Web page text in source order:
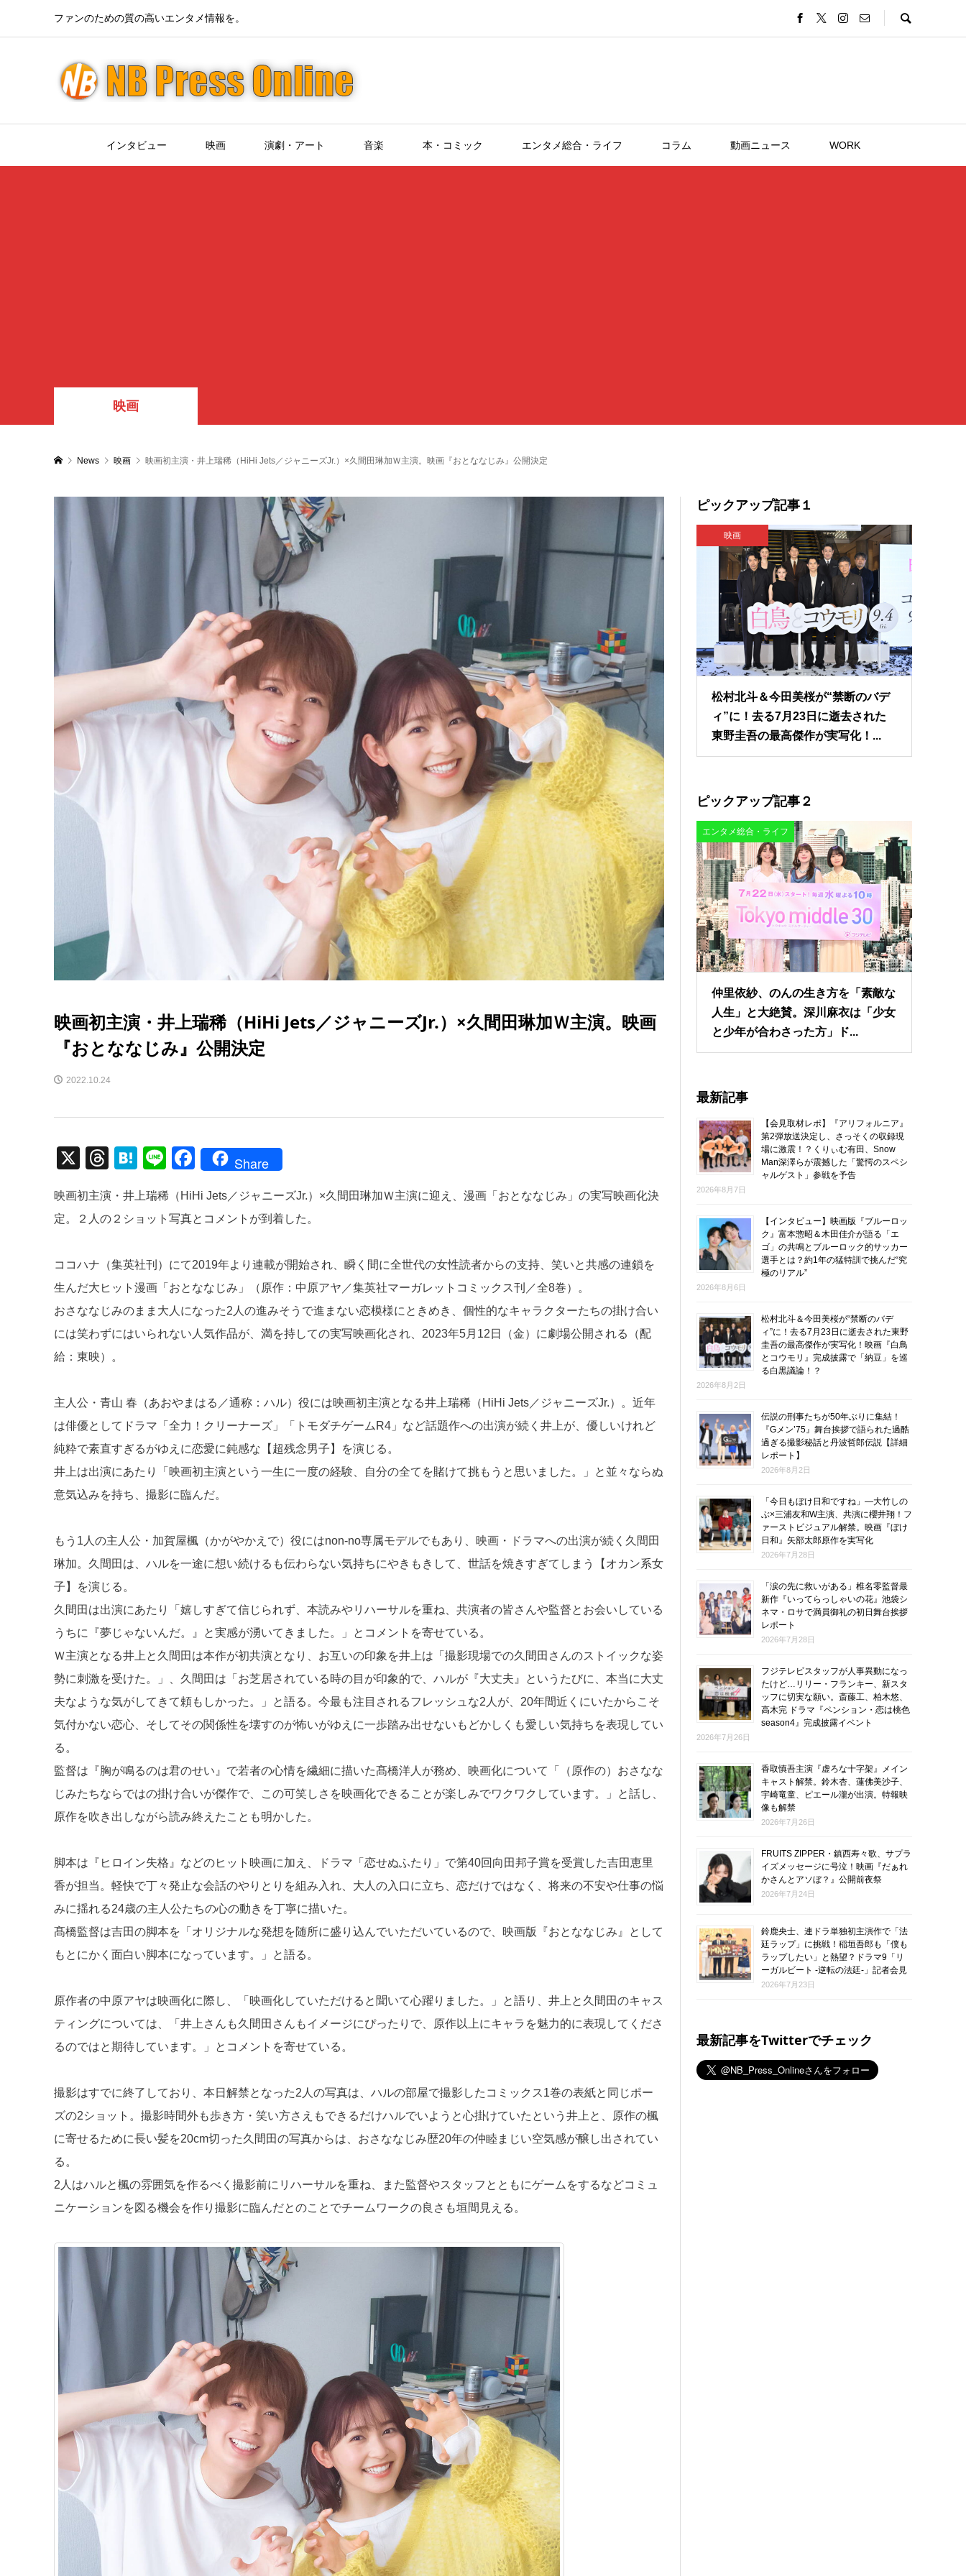
ファンのための質の高いエンタメ情報を。
インタビュー 映画 演劇・アート 音楽 本・コミック エンタメ総合・ライフ コラム 動画ニュース WORK
映画
News 映画 映画初主演・井上瑞稀（HiHi Jets／ジャニーズJr.）×久間田琳加Ｗ主演。映画『おとななじみ』公開決定
映画初主演・井上瑞稀（HiHi Jets／ジャニーズJr.）×久間田琳加Ｗ主演。映画
『おとななじみ』公開決定
2022.10.24
X
T
e
a
s
H
e
n
Li
e
F
c
e
o
o
k
Share
映画初主演・井上瑞稀（HiHi Jets／ジャニーズJr.）×久間田琳加Ｗ主演に迎え、漫画「おとななじみ」の実写映画化決
定。２人の２ショット写真とコメントが到着した。
ココハナ（集英社刊）にて2019年より連載が開始され、瞬く間に全世代の女性読者からの支持、笑いと共感の連鎖を
生んだ大ヒット漫画「おとななじみ」（原作：中原アヤ／集英社マーガレットコミックス刊／全8巻）。
おさななじみのまま大人になった2人の進みそうで進まない恋模様にときめき、個性的なキャラクターたちの掛け合い
には笑わずにはいられない人気作品が、満を持しての実写映画化され、2023年5月12日（金）に劇場公開される（配
給：東映）。
主人公・青山 春（あおやまはる／通称：ハル）役には映画初主演となる井上瑞稀（HiHi Jets／ジャニーズJr.）。近年
は俳優としてドラマ「全力！クリーナーズ」「トモダチゲームR4」など話題作への出演が続く井上が、優しいけれど
純粋で素直すぎるがゆえに恋愛に鈍感な【超残念男子】を演じる。
井上は出演にあたり「映画初主演という一生に一度の経験、自分の全てを賭けて挑もうと思いました。」と並々ならぬ
意気込みを持ち、撮影に臨んだ。
もう1人の主人公・加賀屋楓（かがやかえで）役にはnon-no専属モデルでもあり、映画・ドラマへの出演が続く久間田
琳加。久間田は、ハルを一途に想い続けるも伝わらない気持ちにやきもきして、世話を焼きすぎてしまう【オカン系女
子】を演じる。
久間田は出演にあたり「嬉しすぎて信じられず、本読みやリハーサルを重ね、共演者の皆さんや監督とお会いしている
うちに『夢じゃないんだ。』と実感が湧いてきました。」とコメントを寄せている。
Ｗ主演となる井上と久間田は本作が初共演となり、お互いの印象を井上は「撮影現場での久間田さんのストイックな姿
勢に刺激を受けた。」、久間田は「お芝居されている時の目が印象的で、ハルが『大丈夫』というたびに、本当に大丈
夫なような気がしてきて頼もしかった。」と語る。今最も注目されるフレッシュな2人が、20年間近くにいたからこそ
気付かない恋心、そしてその関係性を壊すのが怖いがゆえに一歩踏み出せないもどかしくも愛しい気持ちを表現してい
る。
監督は『胸が鳴るのは君のせい』で若者の心情を繊細に描いた髙橋洋人が務め、映画化について「（原作の）おさなな
じみたちならではの掛け合いが傑作で、この可笑しさを映画化できることが楽しみでワクワクしています。」と話し、
原作を吹き出しながら読み終えたことも明かした。
脚本は『ヒロイン失格』などのヒット映画に加え、ドラマ「恋せぬふたり」で第40回向田邦子賞を受賞した吉田恵里
香が担当。軽快で丁々発止な会話のやりとりを組み入れ、大人の入口に立ち、恋だけではなく、将来の不安や仕事の悩
みに揺れる24歳の主人公たちの心の動きを丁寧に描いた。
髙橋監督は吉田の脚本を「オリジナルな発想を随所に盛り込んでいただいているので、映画版『おとななじみ』として
もとにかく面白い脚本になっています。」と語る。
原作者の中原アヤは映画化に際し、「映画化していただけると聞いて心躍りました。」と語り、井上と久間田のキャス
ティングについては、「井上さんも久間田さんもイメージにぴったりで、原作以上にキャラを魅力的に表現してくださ
るのではと期待しています。」とコメントを寄せている。
撮影はすでに終了しており、本日解禁となった2人の写真は、ハルの部屋で撮影したコミックス1巻の表紙と同じポー
ズの2ショット。撮影時間外も歩き方・笑い方さえもできるだけハルでいようと心掛けていたという井上と、原作の楓
に寄せるために長い髪を20cm切った久間田の写真からは、おさななじみ歴20年の仲睦まじい空気感が醸し出されてい
る。
2人はハルと楓の雰囲気を作るべく撮影前にリハーサルを重ね、また監督やスタッフとともにゲームをするなどコミュ
ニケーションを図る機会を作り撮影に臨んだとのことでチームワークの良さも垣間見える。
ピックアップ記事１
映画
松村北斗＆今田美桜が“禁断のバデ
ィ”に！去る7月23日に逝去された
東野圭吾の最高傑作が実写化！...
ピックアップ記事２
エンタメ総合・ライフ
仲里依紗、のんの生き方を「素敵な
人生」と大絶賛。深川麻衣は「少女
と少年が合わさった方」ド...
最新記事
【会見取材レポ】『アリフォルニア』
第2弾放送決定し、さっそくの収録現
場に激震！？くりぃむ有田、Snow
Man深澤らが震撼した「驚愕のスペシ
ャルゲスト」参戦を予告
2026年8月7日
【インタビュー】映画版『ブルーロッ
ク』富本惣昭＆木田佳介が語る「エ
ゴ」の共鳴とブルーロック的サッカー
選手とは？約1年の猛特訓で挑んだ“究
極のリアル”
2026年8月6日
松村北斗＆今田美桜が“禁断のバデ
ィ”に！去る7月23日に逝去された東野
圭吾の最高傑作が実写化！映画『白鳥
とコウモリ』完成披露で「納豆」を巡
る白黒議論！？
2026年8月2日
伝説の刑事たちが50年ぶりに集結！
『Gメン’75』舞台挨拶で語られた過酷
過ぎる撮影秘話と丹波哲郎伝説【詳細
レポート】
2026年8月2日
「今日もぼけ日和ですね」―大竹しの
ぶ×三浦友和W主演、共演に櫻井翔！フ
ァーストビジュアル解禁。映画『ぼけ
日和』矢部太郎原作を実写化
2026年7月28日
「涙の先に救いがある」椎名零監督最
新作『いってらっしゃいの花』池袋シ
ネマ・ロサで満員御礼の初日舞台挨拶
レポート
2026年7月28日
フジテレビスタッフが人事異動になっ
たけど…リリー・フランキー、新スタ
ッフに切実な願い。斎藤工、柏木悠、
高木完 ドラマ『ペンション・恋は桃色
season4』完成披露イベント
2026年7月26日
香取慎吾主演『虚ろな十字架』メイン
キャスト解禁。鈴木杏、蓮佛美沙子、
宇崎竜童、ピエール瀧が出演。特報映
像も解禁
2026年7月26日
FRUITS ZIPPER・鎮西寿々歌、サプラ
イズメッセージに号泣！映画『だぁれ
かさんとアソぼ？』公開前夜祭
2026年7月24日
鈴鹿央士、連ドラ単独初主演作で「法
廷ラップ」に挑戦！稲垣吾郎も「僕も
ラップしたい」と熱望？ドラマ9「リ
ーガルビート -逆転の法廷-」記者会見
2026年7月23日
最新記事をTwitterでチェック